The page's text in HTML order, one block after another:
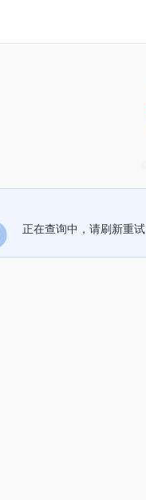
正在查询中，请刷新重试